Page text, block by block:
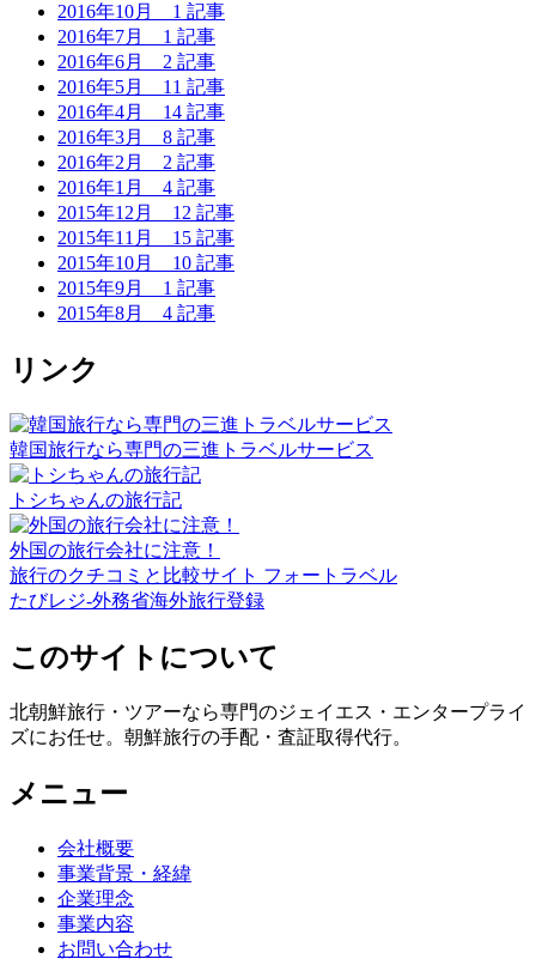
2016年10月 1 記事
2016年7月 1 記事
2016年6月 2 記事
2016年5月 11 記事
2016年4月 14 記事
2016年3月 8 記事
2016年2月 2 記事
2016年1月 4 記事
2015年12月 12 記事
2015年11月 15 記事
2015年10月 10 記事
2015年9月 1 記事
2015年8月 4 記事
リンク
韓国旅行なら専門の三進トラベルサービス
トシちゃんの旅行記
外国の旅行会社に注意！
旅行のクチコミと比較サイト フォートラベル
たびレジ-外務省海外旅行登録
このサイトについて
北朝鮮旅行・ツアーなら専門のジェイエス・エンタープライ
ズにお任せ。朝鮮旅行の手配・査証取得代行。
メニュー
会社概要
事業背景・経緯
企業理念
事業内容
お問い合わせ